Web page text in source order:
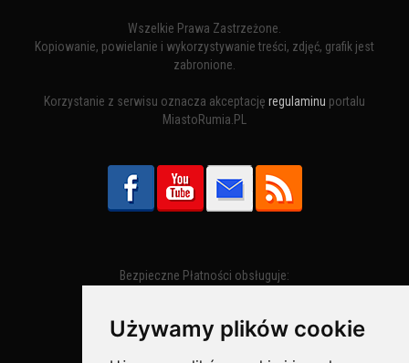
Używamy plików cookie
Wszelkie Prawa Zastrzeżone.
Kopiowanie, powielanie i wykorzystywanie treści, zdjęć, grafik jest
zabronione.
Korzystanie z serwisu oznacza akceptację regulaminu portalu
MiastoRumia.PL
Bezpieczne Płatności obsługuje: